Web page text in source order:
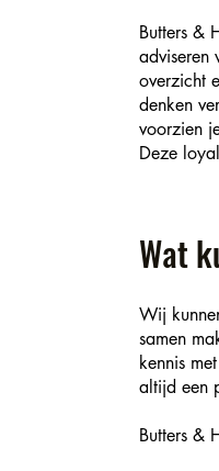
Butters &
adviseren
overzicht
denken
voorzien
Deze
Wat
Wij
samen
kennis
altijd een
Butters &